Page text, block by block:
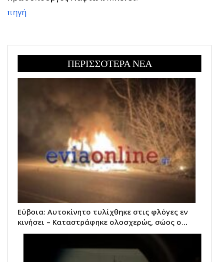
πηγή
ΠΕΡΙΣΣΟΤΕΡΑ ΝΕΑ
Εύβοια: Αυτοκίνητο τυλίχθηκε στις φλόγες εν
κινήσει – Καταστράφηκε ολοσχερώς, σώος ο…